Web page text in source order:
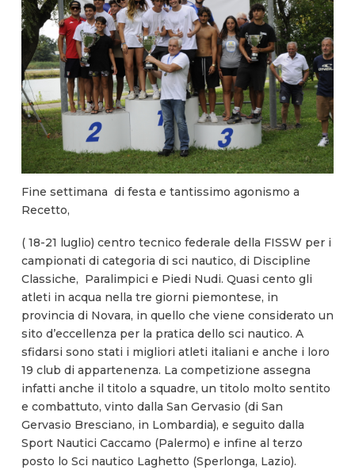
Fine settimana di festa e tantissimo agonismo a
Recetto,
( 18-21 luglio) centro tecnico federale della FISSW per i
campionati di categoria di sci nautico, di Discipline
Classiche, Paralimpici e Piedi Nudi. Quasi cento gli
atleti in acqua nella tre giorni piemontese, in
provincia di Novara, in quello che viene considerato un
sito d’eccellenza per la pratica dello sci nautico. A
sfidarsi sono stati i migliori atleti italiani e anche i loro
19 club di appartenenza. La competizione assegna
infatti anche il titolo a squadre, un titolo molto sentito
e combattuto, vinto dalla San Gervasio (di San
Gervasio Bresciano, in Lombardia), e seguito dalla
Sport Nautici Caccamo (Palermo) e infine al terzo
posto lo Sci nautico Laghetto (Sperlonga, Lazio).